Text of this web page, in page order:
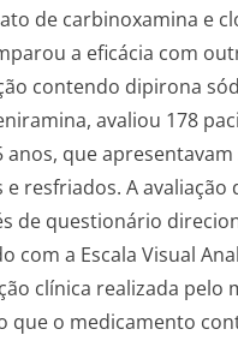
de carbinoxamina e
a eficácia com
contendo dipirona
avaliou 178
anos, que apresentavam
resfriados. A avaliação
de questionário
com a Escala Visual
clínica realizada pelo
que o medicamento